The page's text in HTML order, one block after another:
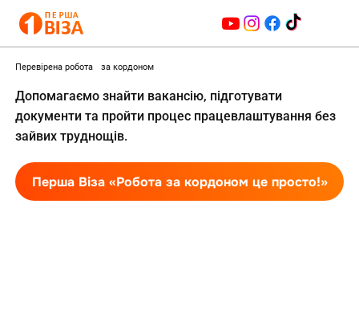
Перевірена робота за кордоном
Допомагаємо знайти вакансію, підготувати
документи та пройти процес працевлаштування без
зайвих труднощів.
Перша Віза «Робота за кордоном це просто!»